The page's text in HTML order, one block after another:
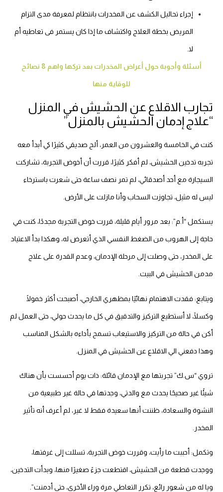
إجراء تحاليل الكشف عن المخدرات بانتظام لمعرفة مدى التزام
المريض بخطة العلاج واكتشاف ما إذا كان يستمر فى تعاطيه أم
لا.
أسئلة وأجوبة حول أعراض المخدرات بعد تركها واهم 8 نصائح
للوقاية منها
تجارب الاقلاع عن الحشيش في المنزل
“علاج إدمان الحشيش بالمنزل”
كنت في الخامسة والعشرون من العمر، ألح صديقي كثيرًا كي أبدأ معه
تجربه تدخين الحشيش، لم أفكر كثيرًا، قررت أن أخوض التجربة، تشاركت
السيجارة مع أحد أصدقائي، لم تمر نصف ساعة حتى شعرت باسترخاء
ليس له مثيل، تجاوزت السحاب وأنا مازلت على الأرض.
يستكمل “أ.م”: بعد مرور أيام قليلة، قررت خوض التجربة مجددًا، كنت في
حاجة إلى الهروب من الضغط النفسي الذي أتعرض له، وهكذا بدأ الاعتياد
على المخدر، حتى وصلت إلى مرحلة الإدمان، وعدم القدرة على علاج
مدمن الحشيش في البيت.
ويتابع: فقدت الاهتمام نهائيًا بمظهري الخارجي، أصبحت أكثر خمولًا
وكسلًا، لا أستطيع التركيز والتدقيق في كل ما يحدث حولي، حتى العمل لم
أكن في حالة من التركيز والاستيعاب تسمح بأداءه بالشكل المناسب
وهذا دفعني الي الاقلاع عن الحشيش في المنزل.
تروي “س.ك” تجربتها مع الإدمان قائلة: ذات يوم أحسست بأن هناك
شيئًا غير صحيحًا يحدث مع والدتي، وجدتها في حالة غير طبيعية من
النشوة والسعادة، ظننت أنها سعيدة فقط لا غير، لم أعرف أنه تأثير
المخدر.
وتكمل: أحببت ما رأيت، وقررت خوض التجربة، تسللت إلى غرفتها،
ووجدت قطعة من الحشيش، اقتطعت جزءً صغيرًا منها، وبدأت التدخين،
ويا له من شعور رائع، تكرر التعاطي مرة وراء الأخرى، حتى أدمنت”.